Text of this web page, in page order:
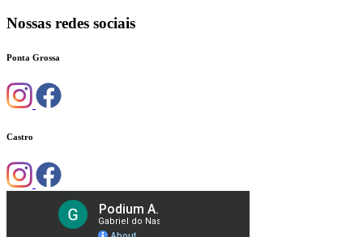
Nossas redes sociais
Ponta Grossa
Castro